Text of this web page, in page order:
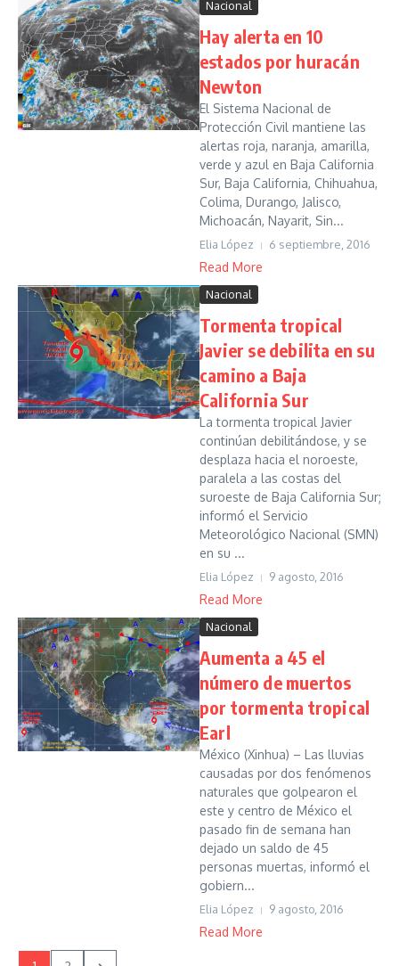
Nacional
Hay alerta en 10
estados por huracán
Newton
El Sistema Nacional de
Protección Civil mantiene las
alertas roja, naranja, amarilla,
verde y azul en Baja California
Sur, Baja California, Chihuahua,
Colima, Durango, Jalisco,
Michoacán, Nayarit, Sin...
Elia López 6 septiembre, 2016
Read More
Nacional
Tormenta tropical
Javier se debilita en su
camino a Baja
California Sur
La tormenta tropical Javier
continúan debilitándose, y se
desplaza hacia el noroeste,
paralela a las costas del
suroeste de Baja California Sur;
informó el Servicio
Meteorológico Nacional (SMN)
en su ...
Elia López 9 agosto, 2016
Read More
Nacional
Aumenta a 45 el
número de muertos
por tormenta tropical
Earl
México (Xinhua) – Las lluvias
causadas por dos fenómenos
naturales que golpearon el
este y centro de México el
pasado fin de semana han
dejado un saldo de 45
personas muertas, informó el
gobiern...
Elia López 9 agosto, 2016
Read More